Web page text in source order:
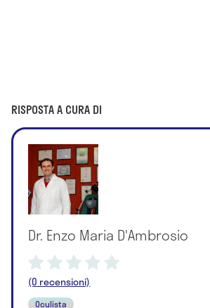
RISPOSTA A CURA DI
Dr. Enzo Maria D'Ambrosio
(0 recensioni)
Oculista